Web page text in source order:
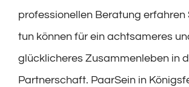
professionellen Beratung erfahren
tun können für ein achtsameres
glücklicheres Zusammenleben in
Partnerschaft. PaarSein in